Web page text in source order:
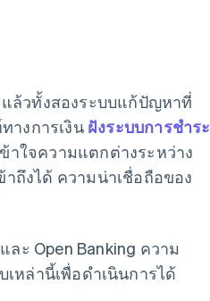
แล้วทั้งสองระบบแก้ปัญหาที่
งการเงิน ฝังระบบการชำระ
าใจความแตกต่างระหว่าง
ถึงได้ ความน่าเชื่อถือของ
ะ Open Banking ความ
หล่านี้เพื่อดำเนินการได้